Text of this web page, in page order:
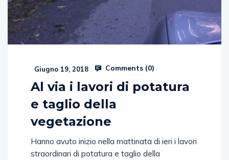
Giugno 19, 2018 Comments (0)
Al via i lavori di potatura
e taglio della
vegetazione
Hanno avuto inizio nella mattinata di ieri i lavori
straordinari di potatura e taglio della